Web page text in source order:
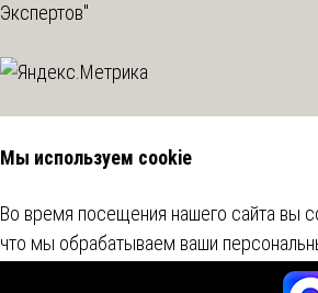
Экспертов"
Мы используем cookie
Во время посещения нашего сайта вы
что мы обрабатываем ваши
использованием метрических